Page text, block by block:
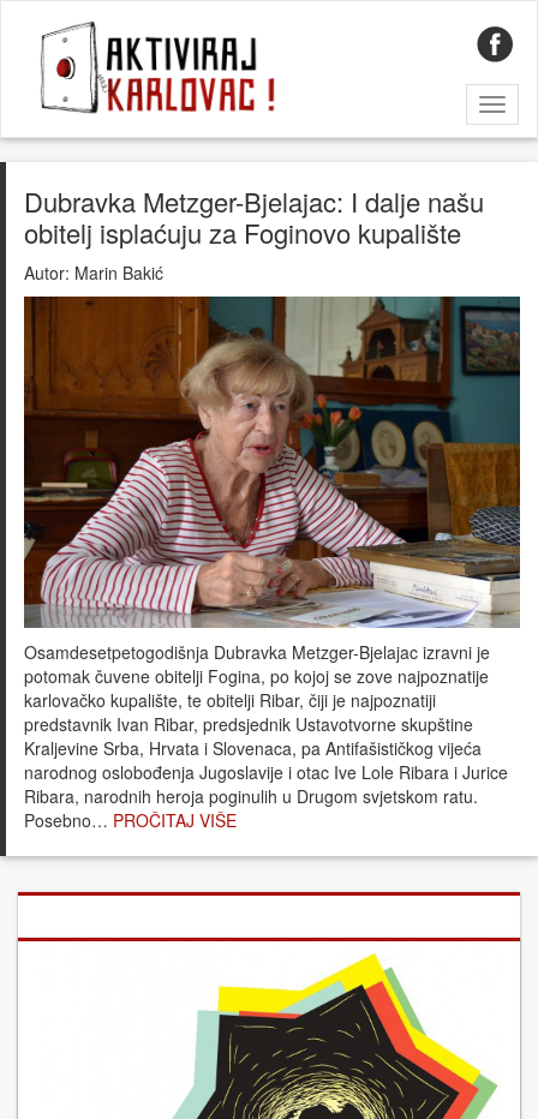
Dubravka Metzger-Bjelajac: I dalje našu
obitelj isplaćuju za Foginovo kupalište
Autor: Marin Bakić
Osamdesetpetogodišnja Dubravka Metzger-Bjelajac izravni je
potomak čuvene obitelji Fogina, po kojoj se zove najpoznatije
karlovačko kupalište, te obitelji Ribar, čiji je najpoznatiji
predstavnik Ivan Ribar, predsjednik Ustavotvorne skupštine
Kraljevine Srba, Hrvata i Slovenaca, pa Antifašističkog vijeća
narodnog oslobođenja Jugoslavije i otac Ive Lole Ribara i Jurice
Ribara, narodnih heroja poginulih u Drugom svjetskom ratu.
Posebno… PROČITAJ VIŠE